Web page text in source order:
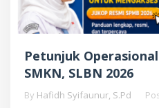
Petunjuk Operasional
SMKN, SLBN 2026
By Hafidh Syifaunur, S.Pd